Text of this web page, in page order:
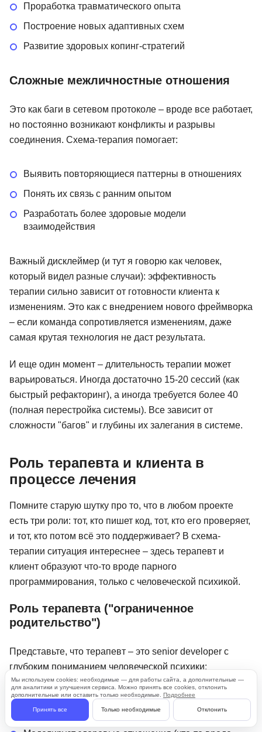
Проработка травматического опыта
Построение новых адаптивных схем
Развитие здоровых копинг-стратегий
Сложные межличностные отношения
Это как баги в сетевом протоколе – вроде все работает,
но постоянно возникают конфликты и разрывы
соединения. Схема-терапия помогает:
Выявить повторяющиеся паттерны в отношениях
Понять их связь с ранним опытом
Разработать более здоровые модели
взаимодействия
Важный дисклеймер (и тут я говорю как человек,
который видел разные случаи): эффективность
терапии сильно зависит от готовности клиента к
изменениям. Это как с внедрением нового фреймворка
– если команда сопротивляется изменениям, даже
самая крутая технология не даст результата.
И еще один момент – длительность терапии может
варьироваться. Иногда достаточно 15-20 сессий (как
быстрый рефакторинг), а иногда требуется более 40
(полная перестройка системы). Все зависит от
сложности "багов" и глубины их залегания в системе.
Роль терапевта и клиента в
процессе лечения
Помните старую шутку про то, что в любом проекте
есть три роли: тот, кто пишет код, тот, кто его проверяет,
и тот, кто потом всё это поддерживает? В схема-
терапии ситуация интереснее – здесь терапевт и
клиент образуют что-то вроде парного
программирования, только с человеческой психикой.
Роль терапевта ("ограниченное
родительство")
Представьте, что терапевт – это senior developer с
глубоким пониманием человеческой психики:
Создает безопасное пространство для
"разработки" (как protected environment)
Мы используем cookies: необходимые — для работы сайта, а дополнительные —
для аналитики и улучшения сервиса. Можно принять все cookies, отклонить
дополнительные или оставить только необходимые. Подробнее
Принять все Только необходимые Отклонить